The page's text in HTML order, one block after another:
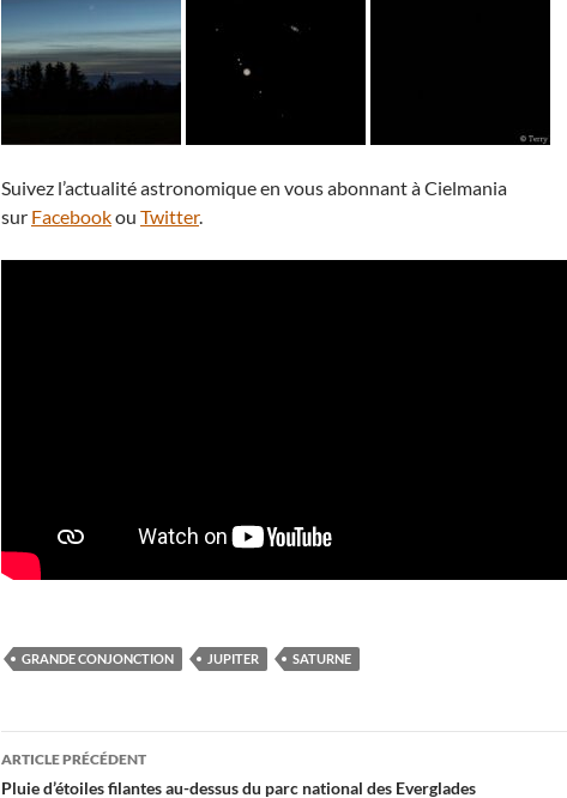
Suivez l’actualité astronomique en vous abonnant à Cielmania
sur Facebookou Twitter.
GRANDE CONJONCTION JUPITER SATURNE
Navigation
ARTICLE PRÉCÉDENT
Pluie d’étoiles filantes au-dessus du parc national des Everglades